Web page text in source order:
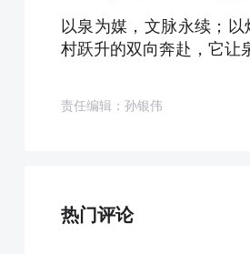
以泉为媒，文脉永续；
村跃升的双向奔赴，它让
责任编辑：孙银伟
热门评论